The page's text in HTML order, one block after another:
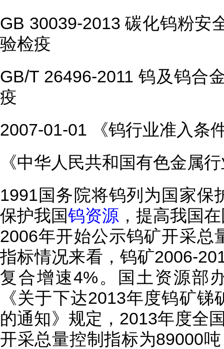
GB 30039-2013 碳化钨粉安
验检疫
GB/T 26496-2011 钨及钨合
疫
2007-01-01 《钨行业准入条
《中华人民共和国有色金属
1991国务院将钨列为国家保
保护我国钨资源 ，提高我国
2006年开始公示钨矿开采总
指标情况来看，钨矿2006-
复合增速4%。国土资源部
《关于下达2013年度钨矿
的通知》规定，2013年度全
开采总量控制指标为89000